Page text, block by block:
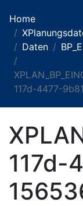
Home
Daten
117d-4477-
117d-